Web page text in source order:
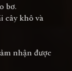
bơ.
cây khô và
nhận được